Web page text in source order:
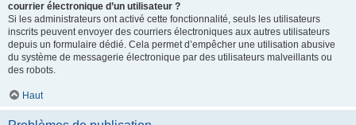
courrier électronique d’un utilisateur ?
Si les administrateurs ont activé cette fonctionnalité, seuls les utilisateurs
inscrits peuvent envoyer des courriers électroniques aux autres utilisateurs
depuis un formulaire dédié. Cela permet d’empêcher une utilisation abusive
du système de messagerie électronique par des utilisateurs malveillants ou
des robots.
Haut